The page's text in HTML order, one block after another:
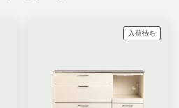
入荷待ち